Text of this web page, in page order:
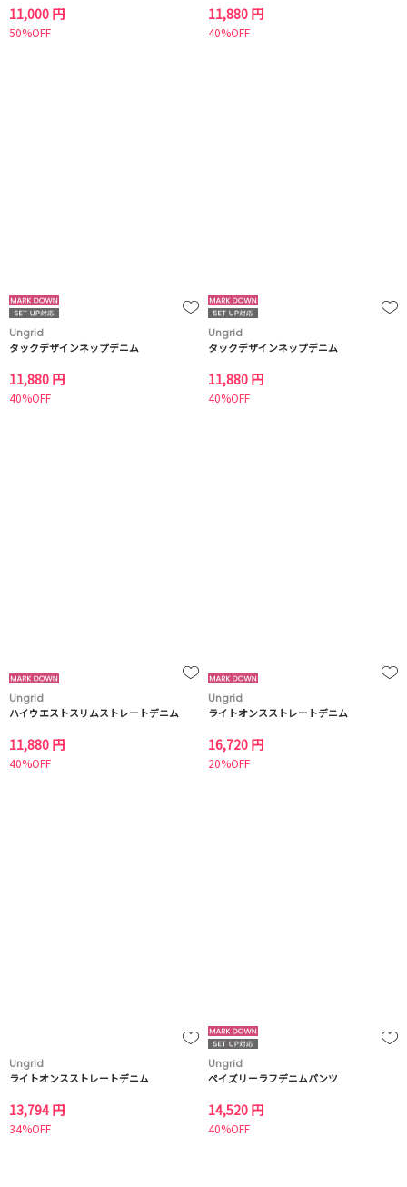
11,000 円
50%OFF
11,880 円
40%OFF
Ungrid
タックデザインネップデニム
11,880 円
40%OFF
Ungrid
タックデザインネップデニム
11,880 円
40%OFF
Ungrid
ハイウエストスリムストレートデニム
11,880 円
40%OFF
Ungrid
ライトオンスストレートデニム
16,720 円
20%OFF
Ungrid
ライトオンスストレートデニム
13,794 円
34%OFF
Ungrid
ペイズリーラフデニムパンツ
14,520 円
40%OFF